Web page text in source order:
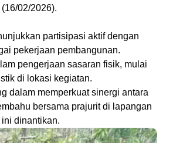
02/2026).
partisipasi aktif dengan
pekerjaan pembangunan.
pengerjaan sasaran fisik, mulai
di lokasi kegiatan.
dalam memperkuat sinergi antara
bersama prajurit di lapangan
dinantikan.